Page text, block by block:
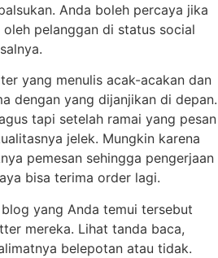
Anda boleh percaya jika
pelanggan di status social
yang menulis acak-acakan dan
dengan yang dijanjikan di depan.
tapi setelah ramai yang pesan
jelek. Mungkin karena
pemesan sehingga pengerjaan
bisa terima order lagi.
yang Anda temui tersebut
mereka. Lihat tanda baca,
belepotan atau tidak.